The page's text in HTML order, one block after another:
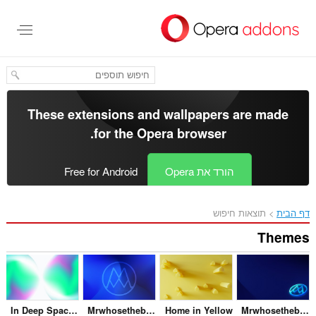
These extensions and
for the
.
Free for Android
Home
Mrwhosetheboss
In Deep Space - 7